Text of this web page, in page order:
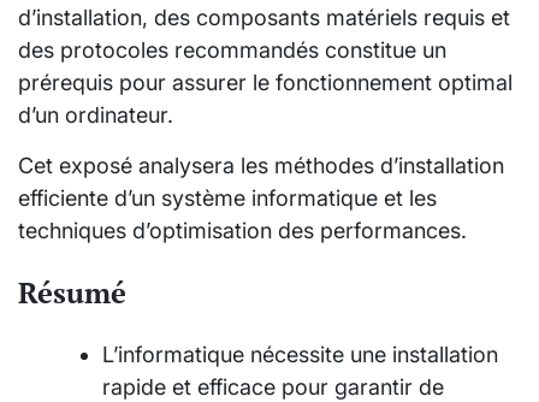
d’installation, des composants matériels requis et
des protocoles recommandés constitue un
prérequis pour assurer le fonctionnement optimal
d’un ordinateur.
Cet exposé analysera les méthodes d’installation
efficiente d’un système informatique et les
techniques d’optimisation des performances.
Résumé
L’informatique nécessite une installation
rapide et efficace pour garantir de